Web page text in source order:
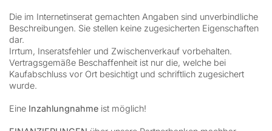
Die im Internetinserat gemachten Angaben sind unverbindliche
Beschreibungen. Sie stellen keine zugesicherten Eigenschaften
dar.
Irrtum, Inseratsfehler und Zwischenverkauf vorbehalten.
Vertragsgemäße Beschaffenheit ist nur die, welche bei
Kaufabschluss vor Ort besichtigt und schriftlich zugesichert
wurde.
Eine Inzahlungnahme ist möglich!